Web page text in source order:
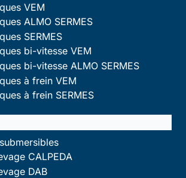
VEM
ALMO SERMES
SERMES
bi-vitesse VEM
bi-vitesse ALMO SERMES
à frein VEM
à frein SERMES
CALPEDA
DAB